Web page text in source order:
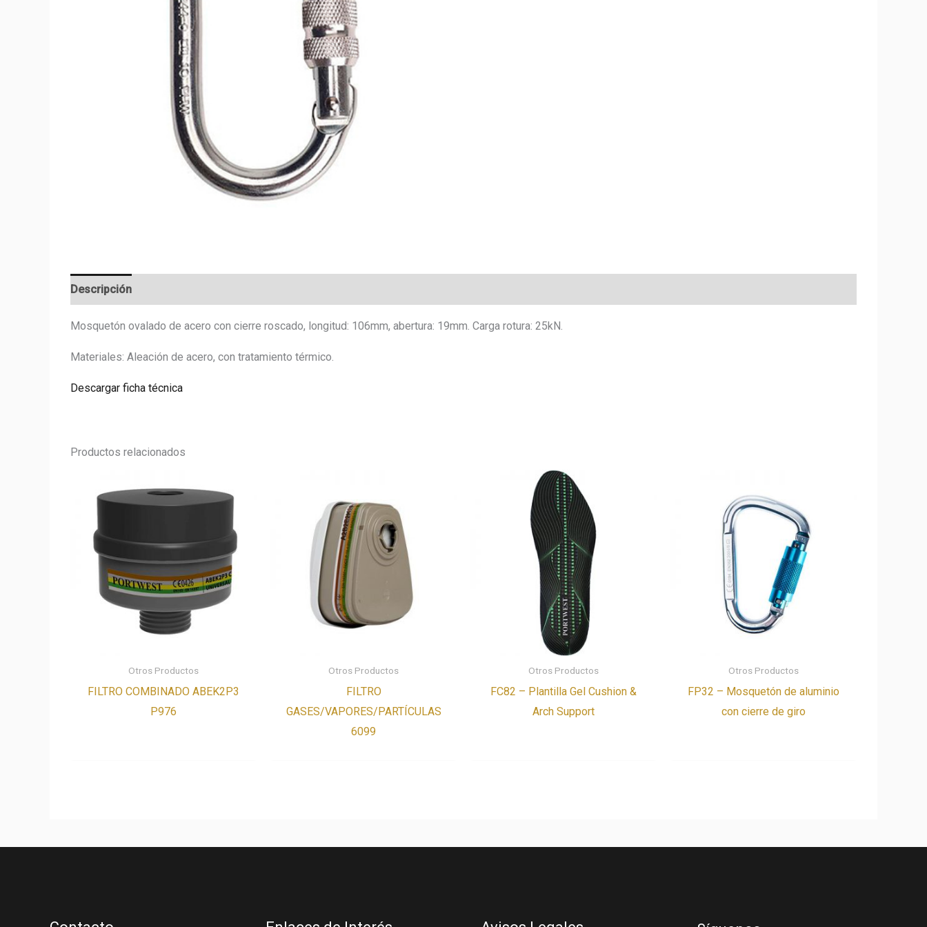
Descripción
Mosquetón ovalado de acero con cierre roscado, longitud: 106mm, abertura: 19mm. Carga rotura: 25kN.
Materiales: Aleación de acero, con tratamiento térmico.
Descargar ficha técnica
Productos relacionados
Otros Productos
FILTRO COMBINADO ABEK2P3
P976
Otros Productos
FILTRO
GASES/VAPORES/PARTÍCULAS
6099
Otros Productos
FC82 – Plantilla Gel Cushion &
Arch Support
Otros Productos
FP32 – Mosquetón de aluminio
con cierre de giro